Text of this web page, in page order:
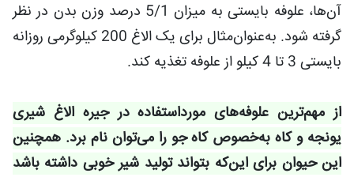
آن‌ها، علوفه بایستی به میزان 5/1 درصد وزن بدن در نظر
گرفته شود. به‌عنوان‌مثال برای یک الاغ 200 کیلوگرمی روزانه
بایستی 3 تا 4 کیلو از علوفه تغذیه کند.
از مهم‌ترین علوفه‌های مورداستفاده در جیره الاغ شیری
یونجه و کاه به‌خصوص کاه جو را می‌توان نام برد. همچنین
این حیوان برای این‌که بتواند تولید شیر خوبی داشته باشد